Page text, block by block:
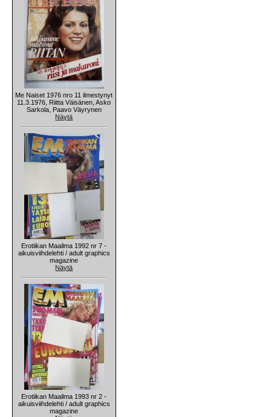
Me Naiset 1976 nro 11 ilmestynyt
11.3.1976, Riitta Väisänen, Asko
Sarkola, Paavo Väyrynen
Näytä
Erotiikan Maailma 1992 nr 7 -
aikuisviihdelehti / adult graphics
magazine
Näytä
Erotiikan Maailma 1993 nr 2 -
aikuisviihdelehti / adult graphics
magazine